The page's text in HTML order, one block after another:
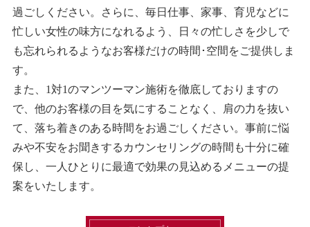
過ごしください。さらに、毎日仕事、家事、育児などに
忙しい女性の味方になれるよう、日々の忙しさを少しで
も忘れられるようなお客様だけの時間･空間をご提供しま
す。
また、1対1のマンツーマン施術を徹底しておりますの
で、他のお客様の目を気にすることなく、肩の力を抜い
て、落ち着きのある時間をお過ごしください。事前に悩
みや不安をお聞きするカウンセリングの時間も十分に確
保し、一人ひとりに最適で効果の見込めるメニューの提
案をいたします。